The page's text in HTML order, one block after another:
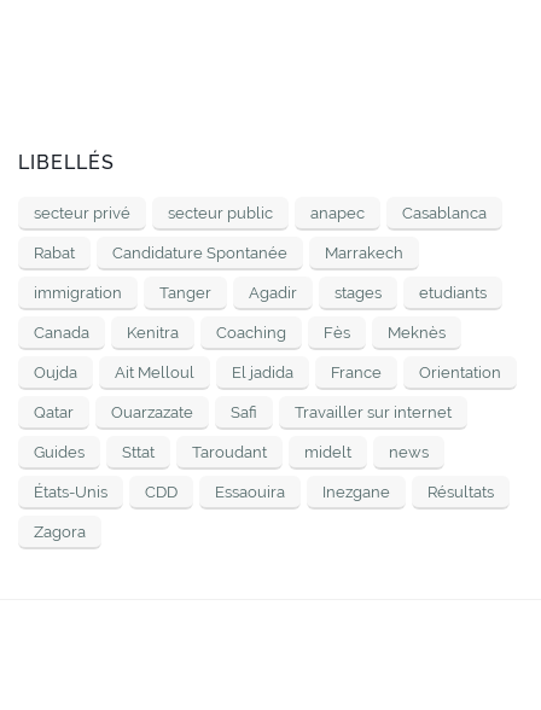
LIBELLÉS
secteur privé secteur public anapec Casablanca
Rabat Candidature Spontanée Marrakech
immigration Tanger Agadir stages etudiants
Canada Kenitra Coaching Fès Meknès
Oujda Ait Melloul El jadida France Orientation
Qatar Ouarzazate Safi Travailler sur internet
Guides Sttat Taroudant midelt news
États-Unis CDD Essaouira Inezgane Résultats
Zagora